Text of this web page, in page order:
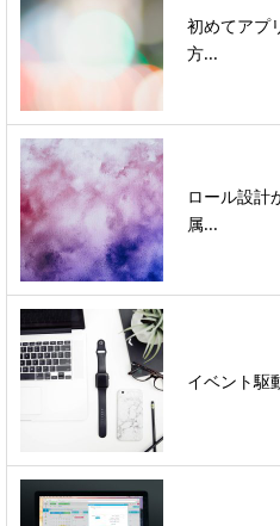
初めてアプ
方...
ロール設計
属...
イベント駆